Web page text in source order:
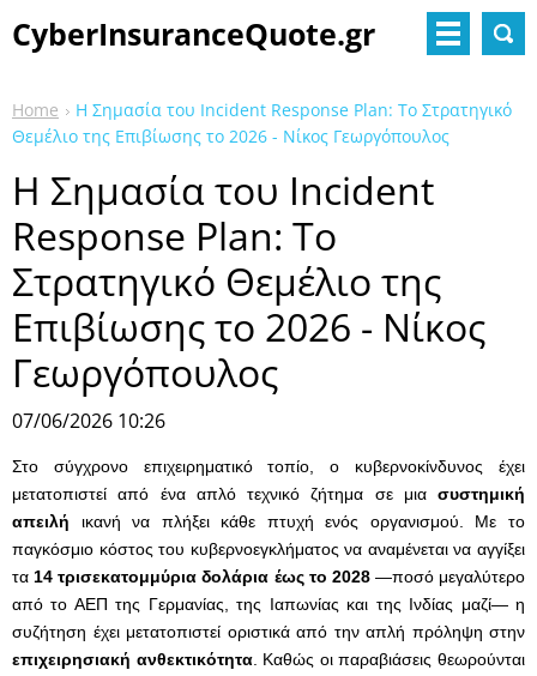
CyberInsuranceQuote.gr
Home
Η Σημασία του Incident Response Plan: Το Στρατηγικό
Θεμέλιο της Επιβίωσης το 2026 - Νίκος Γεωργόπουλος
Η Σημασία του Incident
Response Plan: Το
Στρατηγικό Θεμέλιο της
Επιβίωσης το 2026 - Νίκος
Γεωργόπουλος
07/06/2026 10:26
Στο σύγχρονο επιχειρηματικό τοπίο, ο κυβερνοκίνδυνος έχει
μετατοπιστεί από ένα απλό τεχνικό ζήτημα σε μια συστημική
απειλή ικανή να πλήξει κάθε πτυχή ενός οργανισμού. Με το
παγκόσμιο κόστος του κυβερνοεγκλήματος να αναμένεται να αγγίξει
τα 14 τρισεκατομμύρια δολάρια έως το 2028—ποσό μεγαλύτερο
από το ΑΕΠ της Γερμανίας, της Ιαπωνίας και της Ινδίας μαζί— η
συζήτηση έχει μετατοπιστεί οριστικά από την απλή πρόληψη στην
επιχειρησιακή ανθεκτικότητα. Καθώς οι παραβιάσεις θεωρούνται